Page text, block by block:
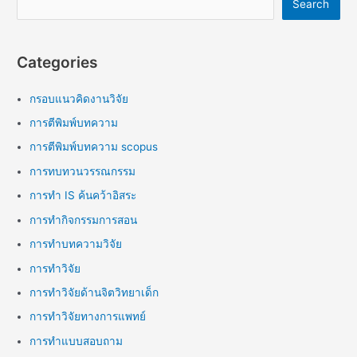
Search
Categories
กรอบแนวคิดงานวิจัย
การตีพิมพ์บทความ
การตีพิมพ์บทความ scopus
การทบทวนวรรณกรรม
การทำ IS ค้นคว้าอิสระ
การทำกิจกรรมการสอน
การทำบทความวิจัย
การทำวิจัย
การทำวิจัยด้านจิตวิทยาเด็ก
การทำวิจัยทางการแพทย์
การทำแบบสอบถาม